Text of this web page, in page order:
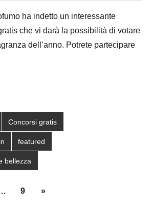
ha indetto un interessante
che vi darà la possibilità di votare
dell’anno. Potrete partecipare
Concorsi gratis
featured
bellezza
9
Next
»